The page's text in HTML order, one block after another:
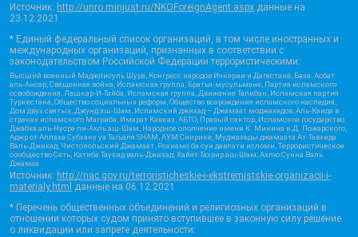
Источник: http://unro.minjust.ru/NKOForeignAgent.aspx данные на
23.12.2021
* Единый федеральный список организаций, в том числе иностранных и
международных организаций, признанных в соответствии с
законодательством Российской Федерации террористическими:
Высший военный Маджлисуль Шура, Конгресс народов Ичкерии и Дагестана, База, Асбат
аль-Ансар, Священная война, Исламская группа, Братья-мусульмане, Партия исламского
освобождения, Лашкар-И-Тайба, Исламская группа, Движение Талибан, Исламская партия
Туркестана, Общество социальных реформ, Общество возрождения исламского наследия,
Дом двух святых, Джунд аш-Шам, Исламский джихад – Джамаат моджахедов, Аль-Каида в
странах исламского Магриба, Имарат Кавказ, АБТО, Правый сектор, Исламское государство,
Джабха аль-Нусра ли-Ахль аш-Шам, Народное ополчение имени К. Минина и Д. Пожарского,
Аджр от Аллаха Субхану уа Тагьаля SHAM, АУМ Синрике, Муджахеды джамаата Ат-Тавхида
Валь-Джихад, Чистопольский Джамаат, Рохнамо ба суи давлати исломи, Террористическое
сообщество Сеть, Катиба Таухид валь-Джихад, Хайят Тахрир аш-Шам, Ахлю Сунна Валь
Джамаа
Источник: http://nac.gov.ru/terroristicheskie-i-ekstremistskie-organizacii-i-
materialy.html данные на 06.12.2021
* Перечень общественных объединений и религиозных организаций в
отношении которых судом принято вступившее в законную силу решение
о ликвидации или запрете деятельности: